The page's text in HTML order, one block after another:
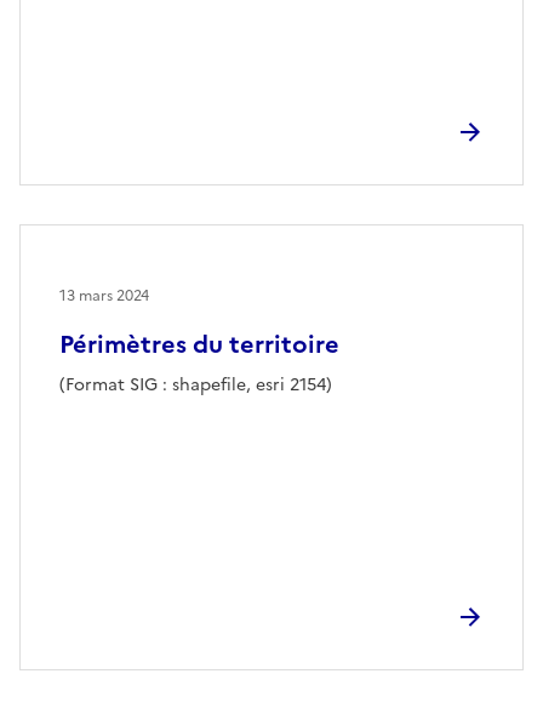
Périmètres du territoire
(Format SIG : shapefile, esri 2154)
13 mars 2024